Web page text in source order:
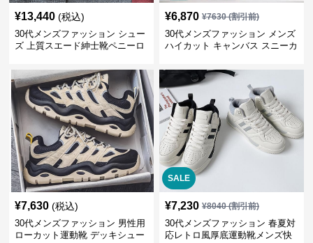
¥13,440 (税込)
30代メンズファッション シュー
ズ 上質スエード紳士靴ペニーロ
¥6,870 ¥7630(割引前)
30代メンズファッション メンズ
ハイカット キャンバス スニーカ
¥7,630 (税込)
30代メンズファッション 男性用
ローカット運動靴 デッキシュー
SALE
¥7,230 ¥8040(割引前)
30代メンズファッション 春夏対
応レトロ風厚底運動靴メンズ快